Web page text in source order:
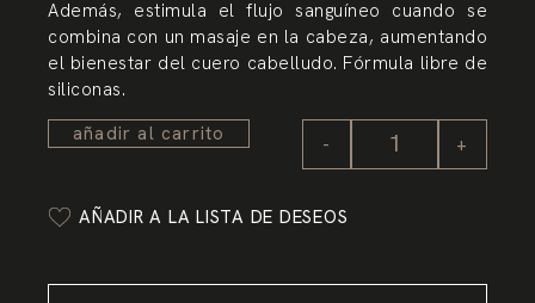
Además, estimula el flujo sanguíneo cuando se
combina con un masaje en la cabeza, aumentando
el bienestar del cuero cabelludo. Fórmula libre de
siliconas.
- +
añadir al carrito
AÑADIR A LA LISTA DE DESEOS